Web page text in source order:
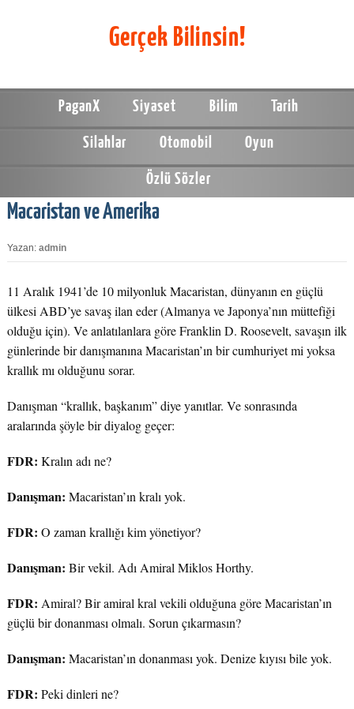
Gerçek Bilinsin!
PaganX Siyaset Bilim Tarih
Silahlar Otomobil Oyun
Özlü Sözler
Macaristan ve Amerika
Yazan: admin
11 Aralık 1941’de 10 milyonluk Macaristan, dünyanın en güçlü
ülkesi ABD’ye savaş ilan eder (Almanya ve Japonya’nın müttefiği
olduğu için). Ve anlatılanlara göre Franklin D. Roosevelt, savaşın ilk
günlerinde bir danışmanına Macaristan’ın bir cumhuriyet mi yoksa
krallık mı olduğunu sorar.
Danışman “krallık, başkanım” diye yanıtlar. Ve sonrasında
aralarında şöyle bir diyalog geçer:
FDR: Kralın adı ne?
Danışman: Macaristan’ın kralı yok.
FDR: O zaman krallığı kim yönetiyor?
Danışman: Bir vekil. Adı Amiral Miklos Horthy.
FDR: Amiral? Bir amiral kral vekili olduğuna göre Macaristan’ın
güçlü bir donanması olmalı. Sorun çıkarmasın?
Danışman: Macaristan’ın donanması yok. Denize kıyısı bile yok.
FDR: Peki dinleri ne?